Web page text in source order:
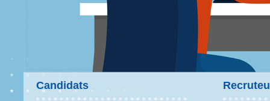
Candidats